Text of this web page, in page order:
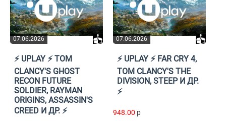
07.06.2026
⚡️ UPLAY ⚡️ TOM
CLANCY'S GHOST
RECON FUTURE
SOLDIER, RAYMAN
ORIGINS, ASSASSIN'S
CREED И ДР. ⚡️
07.06.2026
⚡️ UPLAY ⚡️ FAR CRY 4,
TOM CLANCY'S THE
DIVISION, STEEP И ДР.
⚡️
948.00 p